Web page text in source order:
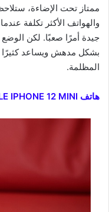
ممتاز تحت الإضاءة،
والهواتف الأكثر تكلفة
بشكل مدهش ويساعد كثيرًا
المظلمة.
هاتف APPLE IPHONE 12 MINI :